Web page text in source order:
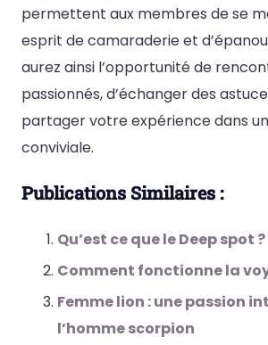
permettent aux membres de se
esprit de camaraderie et
aurez ainsi l’opportunité de
passionnés, d’échanger des
partager votre expérience dans
conviviale.
Publications Similaires :
Qu’est ce que le Deep spot ?
Comment fonctionne la
Femme lion : une passion
l’homme scorpion